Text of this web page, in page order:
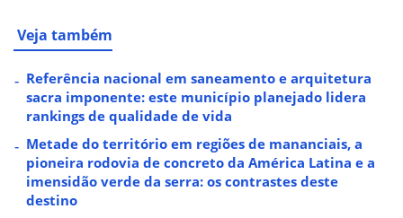
Veja também
Referência nacional em saneamento e arquitetura
sacra imponente: este município planejado lidera
rankings de qualidade de vida
Metade do território em regiões de mananciais, a
pioneira rodovia de concreto da América Latina e a
imensidão verde da serra: os contrastes deste
destino